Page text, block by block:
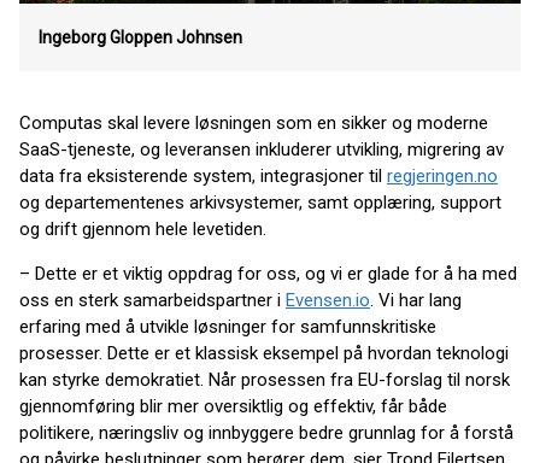
Ingeborg Gloppen Johnsen
Computas skal levere løsningen som en sikker og moderne
SaaS-tjeneste, og leveransen inkluderer utvikling, migrering av
data fra eksisterende system, integrasjoner til regjeringen.no
og departementenes arkivsystemer, samt opplæring, support
og drift gjennom hele levetiden.
– Dette er et viktig oppdrag for oss, og vi er glade for å ha med
oss en sterk samarbeidspartner i Evensen.io. Vi har lang
erfaring med å utvikle løsninger for samfunnskritiske
prosesser. Dette er et klassisk eksempel på hvordan teknologi
kan styrke demokratiet. Når prosessen fra EU-forslag til norsk
gjennomføring blir mer oversiktlig og effektiv, får både
politikere, næringsliv og innbyggere bedre grunnlag for å forstå